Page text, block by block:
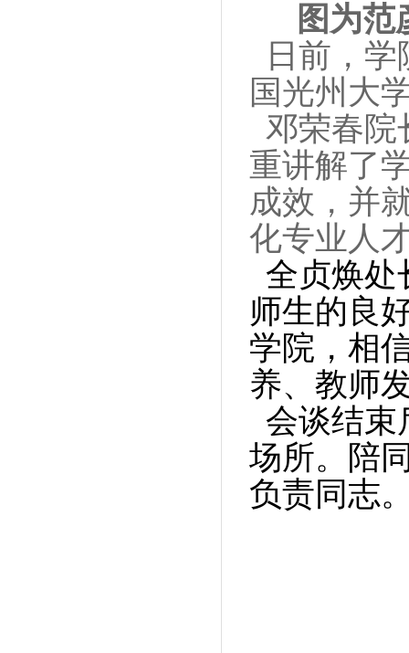
图为范
日前，学
国光州大
邓荣春院
重讲解了
成效，并
化专业人
全贞焕处
师生的良
学院，相
养、教师
会谈结束
场所。陪
负责同志